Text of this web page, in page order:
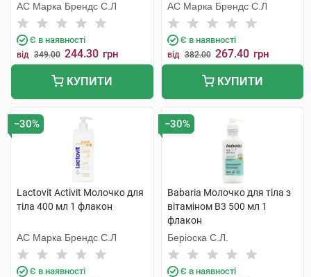
АС Марка Брендс С.Л
Є в наявності
від 349.00 244.30 грн
КУПИТИ
АС Марка Брендс С.Л
Є в наявності
від 382.00 267.40 грн
КУПИТИ
−30%
Lactovit Activit Молочко для
тіла 400 мл 1 флакон
АС Марка Брендс С.Л
Є в наявності
−30%
Babaria Молочко для тіла з
вітаміном В3 500 мл 1
флакон
Беріоска С.Л.
Є в наявності